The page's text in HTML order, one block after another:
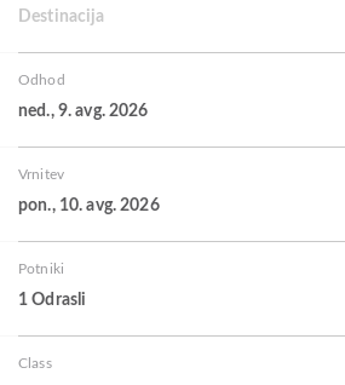
Destinacija
Odhod
ned., 9. avg. 2026
Vrnitev
pon., 10. avg. 2026
Potniki
1 Odrasli
Class